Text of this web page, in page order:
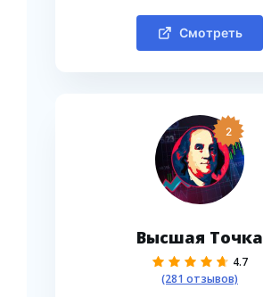
Смотреть
2
Высшая Точка
4.7
(281 отзывов)